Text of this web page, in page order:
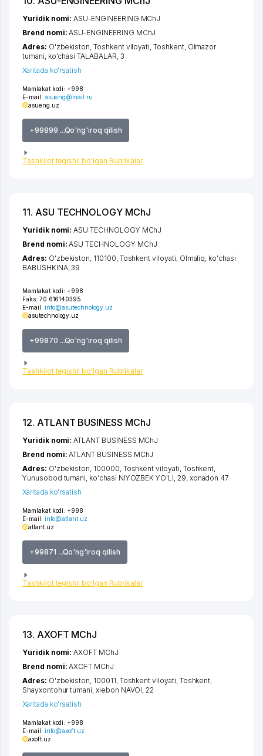
Mamlakat kodi: +998
E-mail: asueng@mail.ru
asueng.uz
+99899 ...Qo'ng'iroq qilish
Tashkilot tegishli bo'lgan Rubrikalar
Yuridik nomi:ASU-ENGINEERING MChJ
Brend nomi:ASU-ENGINEERING MChJ
Adres: O'zbekiston,Toshkent viloyati ,Toshkent, Olmazor
tumani ko'chasi TALABALAR , 3
Xaritada ko'rsatish
11. ASU TECHNOLOGY MChJ
Mamlakat kodi: +998
Faks: 70 616140395
E-mail: info@asutechnology.uz
asutechnology.uz
+99870 ...Qo'ng'iroq qilish
Tashkilot tegishli bo'lgan Rubrikalar
Yuridik nomi:ASU TECHNOLOGY MChJ
Brend nomi:ASU TECHNOLOGY MChJ
Adres: O'zbekiston, 110100, Toshkent viloyati, Olmaliq, ko'chasi
BABUSHKINA, 39
12. ATLANT BUSINESS MChJ
Mamlakat kodi: +998
E-mail: info@atlant.uz
atlant.uz
+99871 ...Qo'ng'iroq qilish
Tashkilot tegishli bo'lgan Rubrikalar
Yuridik nomi:ATLANT BUSINESS MChJ
Brend nomi:ATLANT BUSINESS MChJ
Adres: O'zbekiston, 100000, Toshkent viloyati, Toshkent,
Yunusobod tumani, ko'chasi NIYOZBEK YO'LI, 29, xonadon 47
Xaritada ko'rsatish
13. AXOFT MChJ
Mamlakat kodi: +998
E-mail: info@axoft.uz
axoft.uz
Yuridik nomi:AXOFT MChJ
Brend nomi:AXOFT MChJ
Adres: O'zbekiston, 100011, Toshkent viloyati Toshkent
Shayxontohur tumani xiеbon NAVOI , 22
Xaritada ko'rsatish